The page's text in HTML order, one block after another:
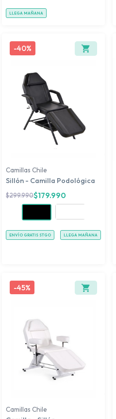
LLEGA MAÑANA
-40%
Camillas Chile
Sillón - Camilla Podológica
$299.990$179.990
ENVÍO GRATIS STGO LLEGA MAÑANA
-45%
Camillas Chile